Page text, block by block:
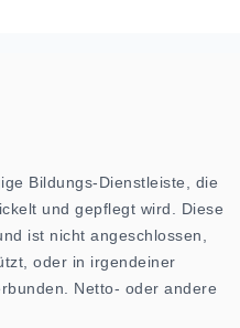
Bildungs-Dienstleiste, die
und gepflegt wird. Diese
ist nicht angeschlossen,
oder in irgendeiner
Netto- oder andere